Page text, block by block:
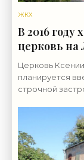
ЖКХ
В 2016 году
церковь на
новости
Церковь
планируется
строчной